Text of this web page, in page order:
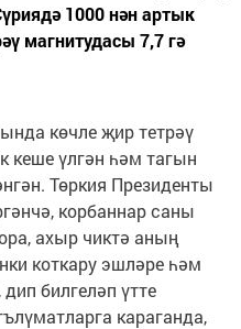
1000 нән артык
магнитудасы 7,7 гә
көчле җир тетрәү
кеше үлгән һәм тагын
Төркия Президенты
корбаннар саны
ахыр чиктә аның
коткару эшләре һәм
билгеләп үтте
караганда,